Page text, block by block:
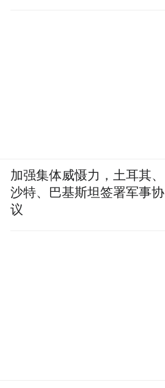
加强集体威慑力，土耳其、
沙特、巴基斯坦签署军事协
议